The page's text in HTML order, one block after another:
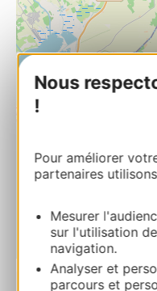
Nous
!
Pour améliorer
partenaires
Mesurer
sur l'utilisation
navigation.
Analyser et
parcours et